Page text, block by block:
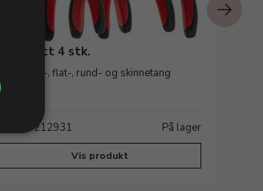
Tangsett 4 stk.
inkl. avbit.-, flat-, rund- og skinnetang
Varenr. 212931 På lager
Vis produkt